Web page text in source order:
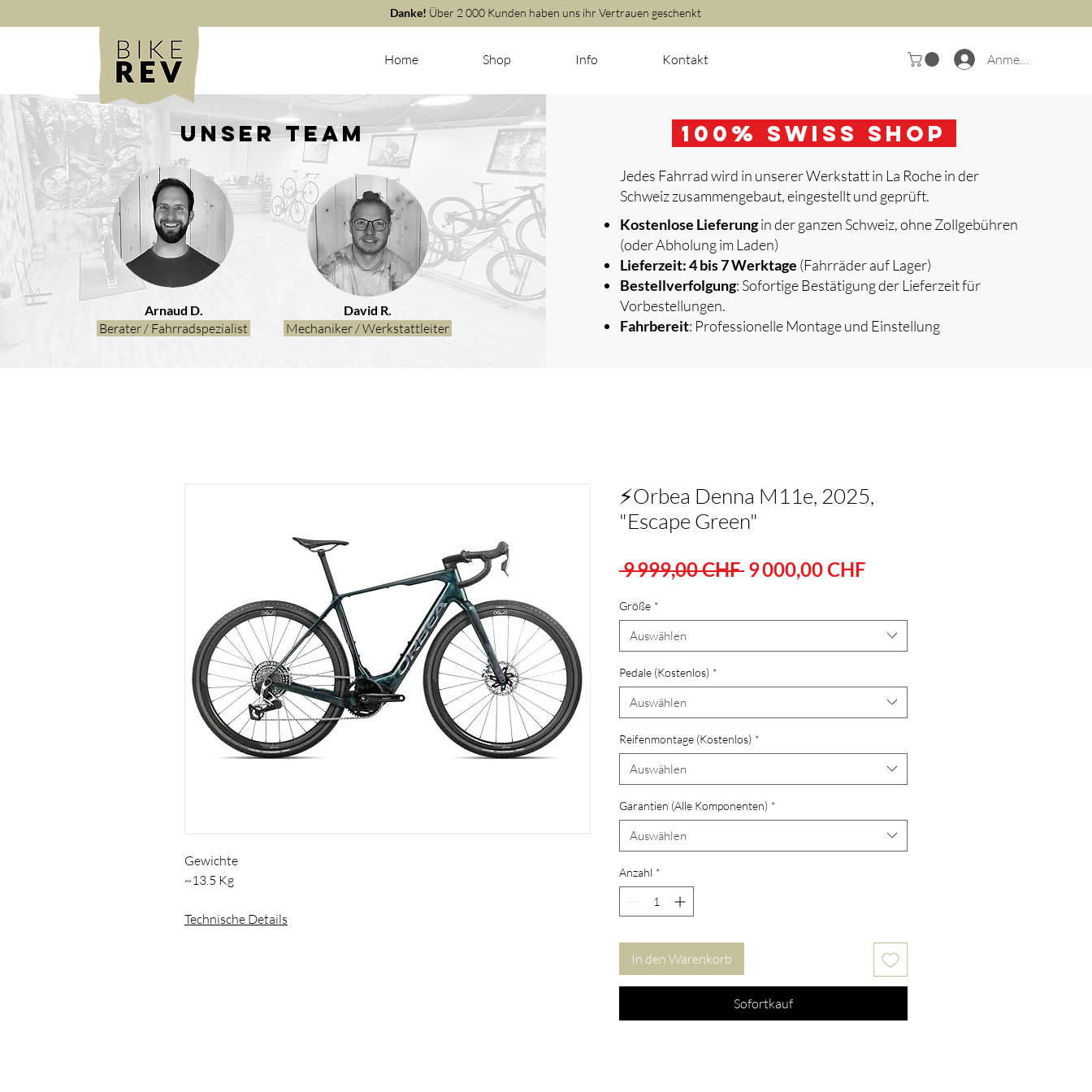
Danke! Über 2 000 Kunden haben uns ihr Vertrauen geschenkt
Home Shop Info Kontakt Anmelden
Unser Team
Arnaud D.
Berater / Fahrradspezialist
David R.
Mechaniker / Werkstattleiter
100 % Swiss Shop
Jedes Fahrrad wird in unserer Werkstatt in La Roche in der
Schweiz zusammengebaut, eingestellt und geprüft.
Kostenlose Lieferungin der ganzen Schweiz, ohne Zollgebühren
(oder Abholung im Laden)
Lieferzeit: 4 bis 7 Werktage (Fahrräder auf Lager)
Bestellverfolgung: Sofortige Bestätigung der Lieferzeit für
Vorbestellungen.
Fahrbereit: Professionelle Montage und Einstellung
Gewichte
~13.5 Kg
Technische Details
⚡Orbea Denna M11e, 2025,
"Escape Green"
9 999,00 CHF Standardpreis
9 000,00 CHFSale-
Größe *
Auswählen
Pedale (Kostenlos) *
Auswählen
Reifenmontage (Kostenlos) *
Auswählen
Garantien (Alle Komponenten) *
Auswählen
Anzahl *
In den Warenkorb
Sofortkauf